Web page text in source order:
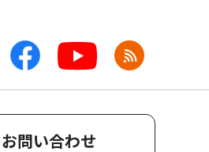
お問い合わせ